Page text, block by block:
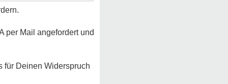
per Mail angefordert und
für Deinen Widerspruch